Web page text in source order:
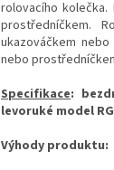
rolovacího
prostředníčkem.
ukazováčkem
nebo
Specifikace:
levoruké model
Výhody produktu: